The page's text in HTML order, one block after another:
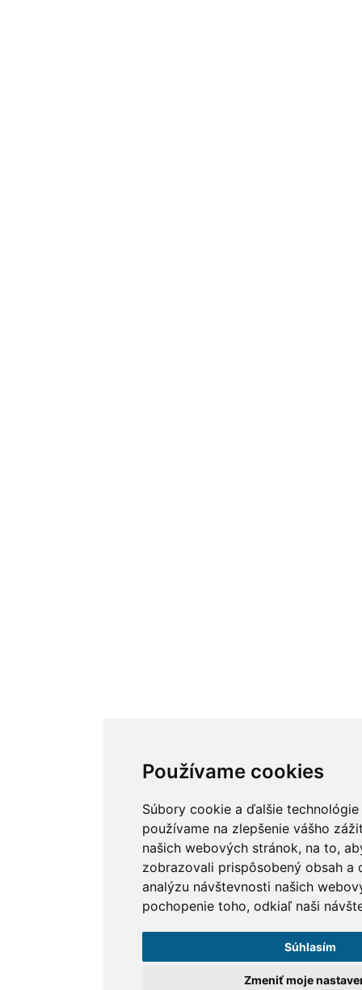
Používame cookies
Súbory cookie a ďalšie
používame na zlepšenie vášho
našich webových stránok, na to,
zobrazovali prispôsobený obsah a
analýzu návštevnosti našich
pochopenie toho, odkiaľ naši
Súhlasím
Zmeniť moje